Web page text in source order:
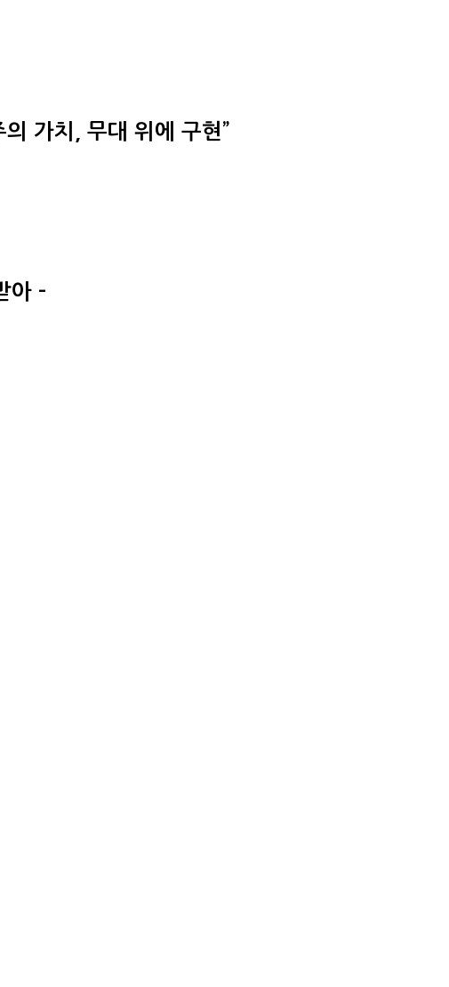
가치, 무대 위에 구현”
아 –